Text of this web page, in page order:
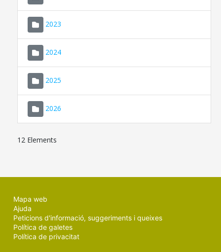
2023
2024
2025
2026
12 Elements
Mapa web
Ajuda
Peticions d'informació, suggeriments i queixes
Política de galetes
Política de privacitat